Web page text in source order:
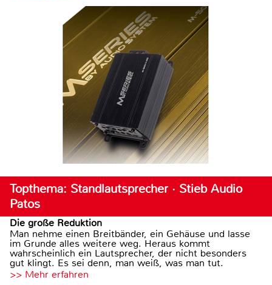
Topthema: Standlautsprecher · Stieb Audio
Patos
Die große Reduktion
Man nehme einen Breitbänder, ein Gehäuse und lasse
im Grunde alles weitere weg. Heraus kommt
wahrscheinlich ein Lautsprecher, der nicht besonders
gut klingt. Es sei denn, man weiß, was man tut.
>> Mehr erfahren